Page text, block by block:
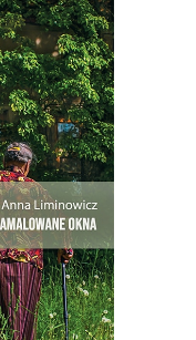
– i dużą
25
zł